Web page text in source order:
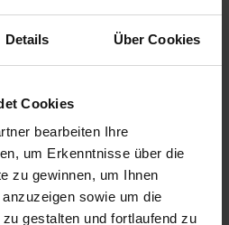
Details Über Cookies
Cookies
bearbeiten Ihre
um Erkenntnisse über die
zu gewinnen, um Ihnen
sowie um die
gestalten und fortlaufend zu